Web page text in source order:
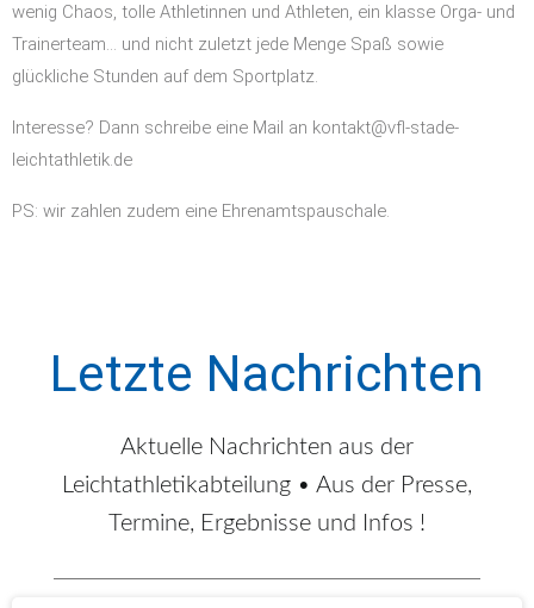
wenig Chaos, tolle Athletinnen und Athleten, ein klasse Orga- und
Trainerteam… und nicht zuletzt jede Menge Spaß sowie
glückliche Stunden auf dem Sportplatz.
Interesse? Dann schreibe eine Mail an kontakt@vfl-stade-
leichtathletik.de
PS: wir zahlen zudem eine Ehrenamtspauschale.
Letzte Nachrichten
Aktuelle Nachrichten aus der
Leichtathletikabteilung • Aus der Presse,
Termine, Ergebnisse und Infos !